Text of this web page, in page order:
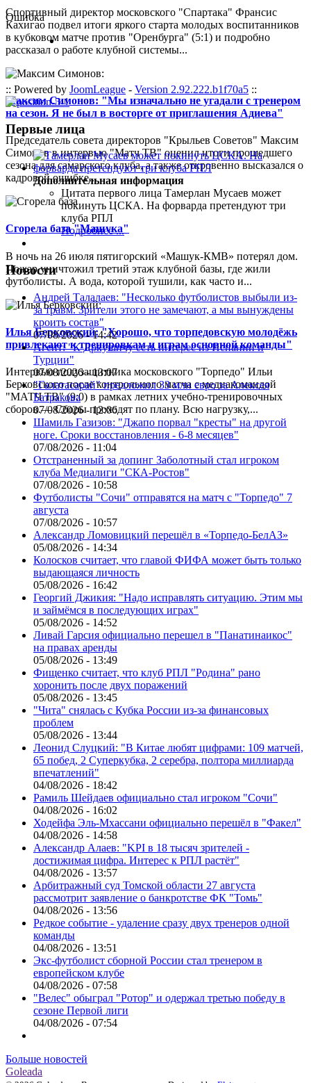
Спортивный директор московского "Спартака" Франсис
Кахигао подвел итоги яркого старта молодых воспитанников
в кубковом матче против "Оренбурга" (5:1) и подробно
рассказал о работе клубной системы...
Максим Симонов: "Мы изначально не угадали с тренером
на сезон. Я не был в восторге от приглашения Адиева"
Председатель совета директоров "Крыльев Советов" Максим
Симонов в интервью "Матч ТВ" оценил итоги прошедшего
сезона для самарского клуба, а также откровенно высказался о
кадровой ошибке...
Сгорела база "Машука"
В ночь на 26 июля пятигорский «Машук-КМВ» потерял дом.
Пожар уничтожил третий этаж клубной базы, где жили
футболисты. А вода, которой тушили, как часто и...
Илья Берковский: "Хорошо, что торпедовскую молодёжь
привлекают к тренировкам и играм основной команды"
Интервью полузащитника московского "Торпедо" Ильи
Берковского после контрольного матча с медиакомандой
"МАТЧ ТВ" (9:0) в рамках летних учебно-тренировочных
сборов.— Сборы проходят по плану. Всю нагрузку,...
Ошибка
:: Powered by JoomLeague - Version 2.92.222.b1f70a5 ::
Первые лица
Дополнительная информация
Цитата первого лица Тамерлан Мусаев может
покинуть ЦСКА. На форварда претендуют три
клуба РПЛ
Подробнее ...
Новости
Андрей Талалаев: "Несколько футболистов выбыли из-
за травм. Зрители этого не замечают, а мы вынуждены
кроить состав"
07/08/2026 - 14:42
Агент: "К Дркушичу есть интерес из Испании и
Турции"
07/08/2026 - 13:07
"Галатасарай" предложил 33 млн евро за Алексея
Батракова
07/08/2026 - 12:06
Шамиль Газизов: "Джапо порвал "кресты" на другой
ноге. Сроки восстановления - 6-8 месяцев"
07/08/2026 - 11:04
Отстраненный за допинг Заболотный стал игроком
клуба Медиалиги "СКА-Ростов"
07/08/2026 - 10:58
Футболисты "Сочи" отправятся на матч с "Торпедо" 7
августа
07/08/2026 - 10:57
Александр Ломовицкий перешёл в «Торпедо-БелАЗ»
05/08/2026 - 14:34
Колосков считает, что главой ФИФА может быть только
выдающаяся личность
05/08/2026 - 16:42
Георгий Джикия: "Надо исправлять ситуацию. Этим мы
и займёмся в последующих играх"
05/08/2026 - 14:52
Ливай Гарсия официально перешел в "Панатинаикос"
на правах аренды
05/08/2026 - 13:49
Фищенко считает, что клуб РПЛ "Родина" рано
хоронить после двух поражений
05/08/2026 - 13:45
"Чита" снялась с Кубка России из-за финансовых
проблем
05/08/2026 - 13:44
Леонид Слуцкий: "В Китае любят цифрами: 109 матчей,
65 побед, 2 Суперкубка, 2 серебра, полтора миллиарда
впечатлений"
04/08/2026 - 18:42
Рамиль Шейдаев официально стал игроком "Сочи"
04/08/2026 - 16:02
Ходейфа Эль-Мхассани официально перешёл в "Факел"
04/08/2026 - 14:58
Александр Алаев: "KPI в 18 тысяч зрителей -
достижимая цифра. Интерес к РПЛ растёт"
04/08/2026 - 13:57
Арбитражный суд Томской области 27 августа
рассмотрит заявление о банкротстве ФК "Томь"
04/08/2026 - 13:56
Редкое событие - удаление сразу двух тренеров одной
команды
04/08/2026 - 13:51
Экс-футболист сборной России стал тренером в
европейском клубе
04/08/2026 - 07:58
"Велес" обыграл "Ротор" и одержал третью победу в
сезоне Первой лиги
04/08/2026 - 07:54
Больше новостей
Goleada